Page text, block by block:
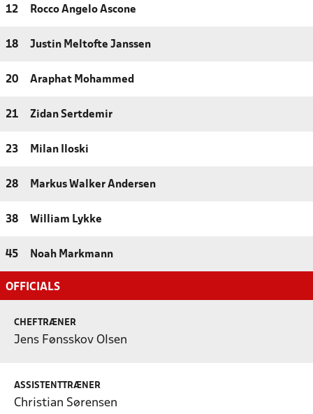
12 Rocco Angelo Ascone
18 Justin Meltofte Janssen
20 Araphat Mohammed
21 Zidan Sertdemir
23 Milan Iloski
28 Markus Walker Andersen
38 William Lykke
45 Noah Markmann
OFFICIALS
CHEFTRÆNER
Jens Fønsskov Olsen
ASSISTENTTRÆNER
Christian Sørensen